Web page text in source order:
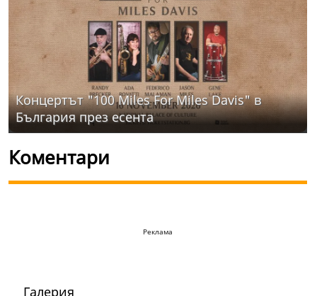
Концертът "100 Miles For Miles Davis" в
България през есента
Коментари
Реклама
Галерия